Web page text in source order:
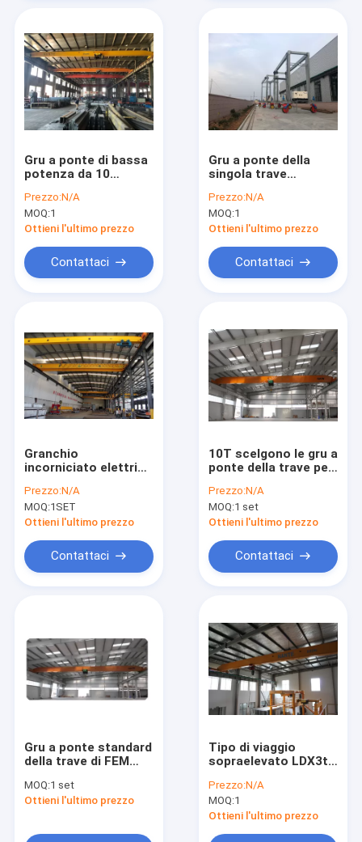
prodotti
Chi siamo
Contattaci
Double Girder Overhead gru
Gru a portale
Gru bassa dell'altezza libera
Paranco elettrico a catena
lanciatore del fascio
Gru a bandiera
Sistemi a luce Crane
Cantiere gru
Gru a ponte di bassa
potenza da 10
ponte singola
elettrica della trave
17m
Prezzo:N/A
MOQ:1
Ottieni l'ultimo prezzo
Contattaci
Gru a ponte della
singola trave
potenza che viaggia
con la capacità di
carico di 10 T una
Prezzo:N/A
MOQ:1
Ottieni l'ultimo prezzo
Contattaci
Granchio
incorniciato elettrica
Overhead gru per
ingegneria generale
applicazione
Prezzo:N/A
MOQ:1SET
Ottieni l'ultimo prezzo
Contattaci
10T scelgono le gru a
ponte della trave per
materiali/officina
Prezzo:N/A
MOQ:1 set
Ottieni l'ultimo prezzo
Contattaci
Gru a ponte standard
della trave di FEM
industriale
MOQ:1 set
Ottieni l'ultimo prezzo
Tipo di viaggio
sopraelevato LDX3t-
della singola trave
elettrica
Prezzo:N/A
MOQ:1
Ottieni l'ultimo prezzo